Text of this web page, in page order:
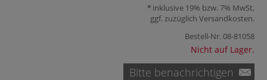
inklusive 19% bzw. 7% MwSt,
ggf. zuzüglich Versandkosten.
Bestell-Nr.08-81058
Nicht auf Lager.
Bitte benachrichtigen